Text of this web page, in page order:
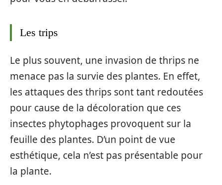
Les trips
Le plus souvent, une invasion de thrips ne
menace pas la survie des plantes. En effet,
les attaques des thrips sont tant redoutées
pour cause de la décoloration que ces
insectes phytophages provoquent sur la
feuille des plantes. D’un point de vue
esthétique, cela n’est pas présentable pour
la plante.